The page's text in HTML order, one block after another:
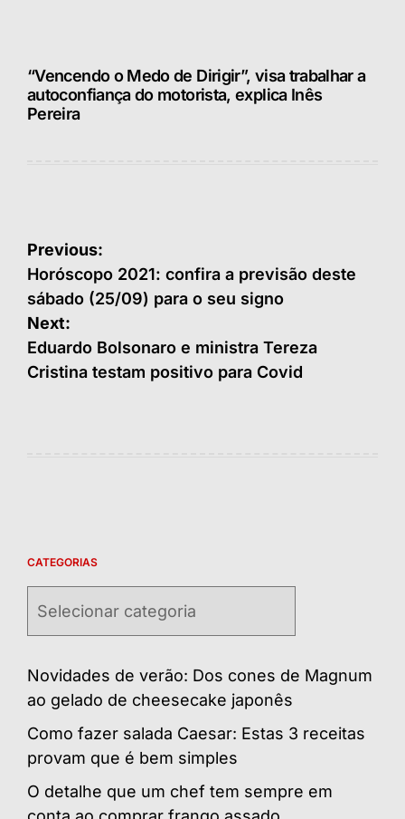
“Vencendo o Medo de Dirigir”, visa trabalhar a
autoconfiança do motorista, explica Inês
Pereira
Navegação
de
Post
Previous:
Horóscopo 2021: confira a previsão deste
sábado (25/09) para o seu signo
Next:
Eduardo Bolsonaro e ministra Tereza
Cristina testam positivo para Covid
CATEGORIAS
Novidades de verão: Dos cones de Magnum
ao gelado de cheesecake japonês
Como fazer salada Caesar: Estas 3 receitas
provam que é bem simples
O detalhe que um chef tem sempre em